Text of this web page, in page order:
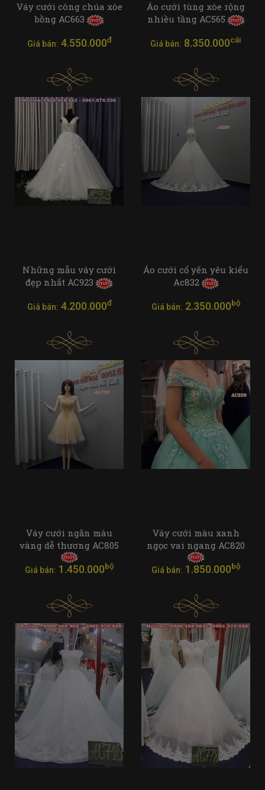
Váy cưới công chúa xòe
bồng AC663
Giá bán: 4.550.000đ
Áo cưới tùng xòe rộng
nhiều tầng AC565
Giá bán: 8.350.000cái
Những mẫu váy cưới
đẹp nhất AC923
Giá bán: 4.200.000đ
Áo cưới cổ yến yêu kiểu
Ac832
Giá bán: 2.350.000bộ
Váy cưới ngăn màu
vàng dễ thương AC805
Giá bán: 1.450.000bộ
Váy cưới màu xanh
ngọc vai ngang AC820
Giá bán: 1.850.000bộ